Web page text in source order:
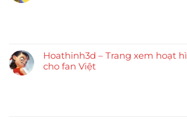
Hoathinh3d – Trang xem hoạt
cho fan Việt